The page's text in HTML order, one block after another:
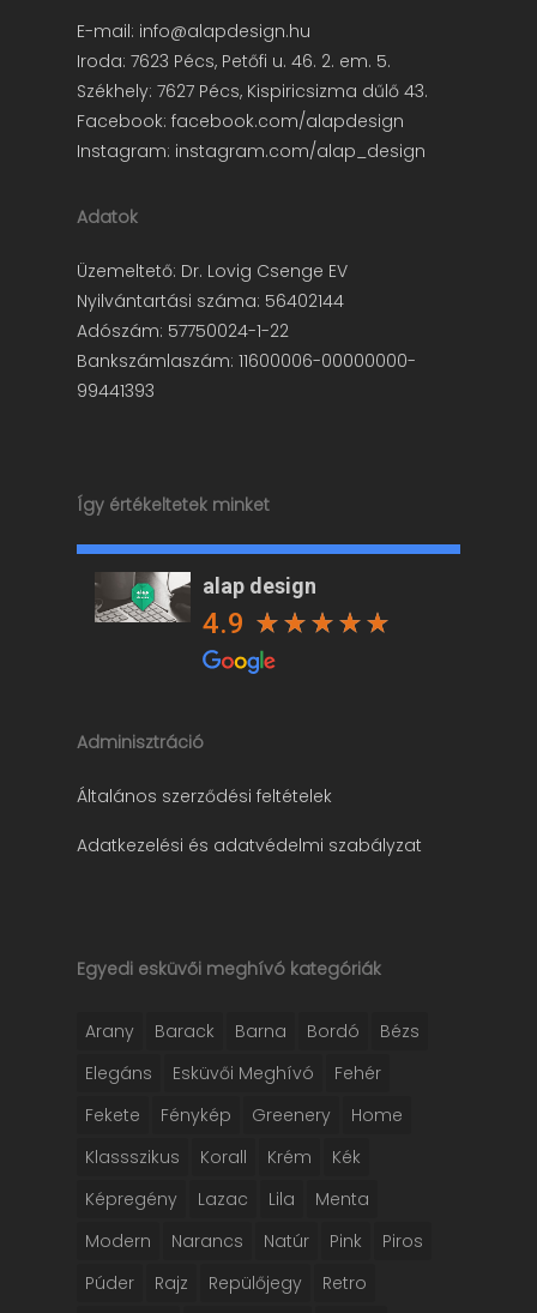
E-mail: info@alapdesign.hu
Iroda: 7623 Pécs, Petőfi u. 46. 2. em. 5.
Székhely: 7627 Pécs, Kispiricsizma dűlő 43.
Facebook: facebook.com/alapdesign
Instagram: instagram.com/alap_design
Adatok
Üzemeltető: Dr. Lovig Csenge EV
Nyilvántartási száma: 56402144
Adószám: 57750024-1-22
Bankszámlaszám: 11600006-00000000-
99441393
Így értékeltetek minket
alap design
4.9
Adminisztráció
Általános szerződési feltételek
Adatkezelési és adatvédelmi szabályzat
Egyedi esküvői meghívó kategóriák
Arany Barack Barna Bordó
Bézs
Elegáns
Esküvői Meghívó
Fehér
Fekete
Fénykép Greenery
Home
Klassszikus
Korall Krém
Kék
Képregény
Lazac Lila
Menta
Modern
Narancs Natúr Pink
Piros
Púder
Rajz Repülőjegy Retro